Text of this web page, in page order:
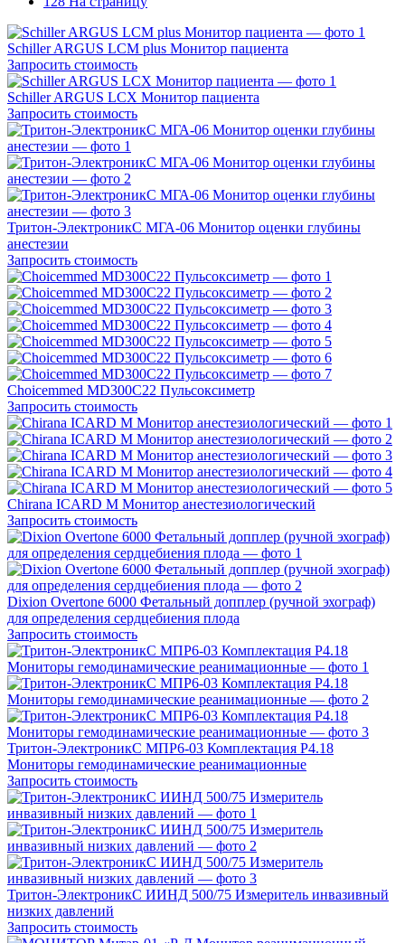
Schiller ARGUS LCM plus Монитор пациента
Запросить стоимость
Schiller ARGUS LCX Монитор пациента
Запросить стоимость
Тритон-ЭлектроникС МГА-06 Монитор оценки глубины
анестезии
Запросить стоимость
Choicemmed MD300C22 Пульсоксиметр
Запросить стоимость
Chirana ICARD М Монитор анестезиологический
Запросить стоимость
Dixion Overtone 6000 Фетальный допплер (ручной эхограф)
для определения сердцебиения плода
Запросить стоимость
Тритон-ЭлектроникС МПР6-03 Комплектация Р4.18
Мониторы гемодинамические реанимационные
Запросить стоимость
Тритон-ЭлектроникС ИИНД 500/75 Измеритель инвазивный
низких давлений
Запросить стоимость